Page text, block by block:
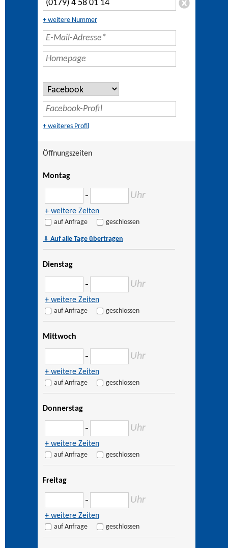
+ weitere Nummer
+ weiteres Profil
Öffnungszeiten
Montag
– Uhr
+ weitere Zeiten
auf Anfrage geschlossen
⇓ Auf alle Tage übertragen
Dienstag
– Uhr
+ weitere Zeiten
auf Anfrage geschlossen
Mittwoch
– Uhr
+ weitere Zeiten
auf Anfrage geschlossen
Donnerstag
– Uhr
+ weitere Zeiten
auf Anfrage geschlossen
Freitag
– Uhr
+ weitere Zeiten
auf Anfrage geschlossen